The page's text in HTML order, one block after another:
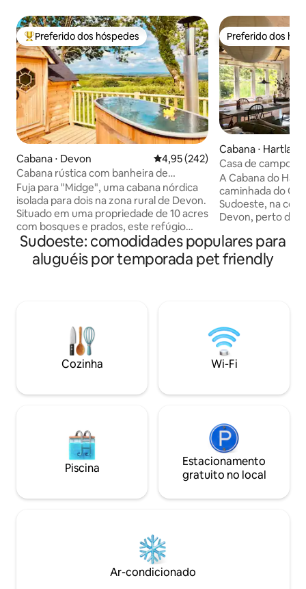
Entre os melhores preferidos dos hóspedes
Preferido dos hóspedes
Cabana ⋅ Devon 4,95 de uma avaliação média de
4,95 (242)
Cabana rústica com banheira de
hidromassagem e vista para Exmoor
Fuja para "Midge", uma cabana nórdica
isolada para dois na zona rural de Devon.
Situado em uma propriedade de 10 acres
com bosques e prados, este refúgio
acolhedor apresenta uma banheira de
hidromassagem a lenha sob as estrelas,
um fogão a lenha crepitante e vistas
dos pássaros. Roupas de cama de luxo,
produtos de higiene pessoal ecológicos
e um pátio privativo garantem um retiro
romântico para recordar (e sim, seu cão
Preferido dos
Preferido dos
Cabana ⋅ Hartland
Casa de campo
Welcombe Mouth
A Cabana do
caminhada do
Sudoeste, na
Devon, perto da
arejado -
forno de pizza e
equipada - com
nadar em praias
estradas rurais
pedaço mais
Sudoeste: comodidades populares para
aluguéis por temporada pet friendly
Cozinha Wi-Fi
Piscina
Estacionamento
gratuito no local
Ar-condicionado